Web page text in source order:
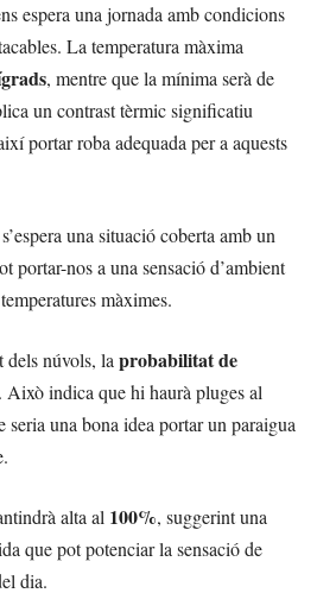
espera una jornada amb condicions
La temperatura màxima
, mentre que la mínima serà de
un contrast tèrmic significatiu
portar roba adequada per a aquests
una situació coberta amb un
portar-nos a una sensació d’ambient
màximes.
dels núvols, laprobabilitat de
. Això indica que hi haurà pluges al
una bona idea portar un paraigua
alta al 100%, suggerint una
que pot potenciar la sensació de
dia.